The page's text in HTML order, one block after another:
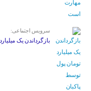
سرویس اجتماعی:
بازگرداندن یک